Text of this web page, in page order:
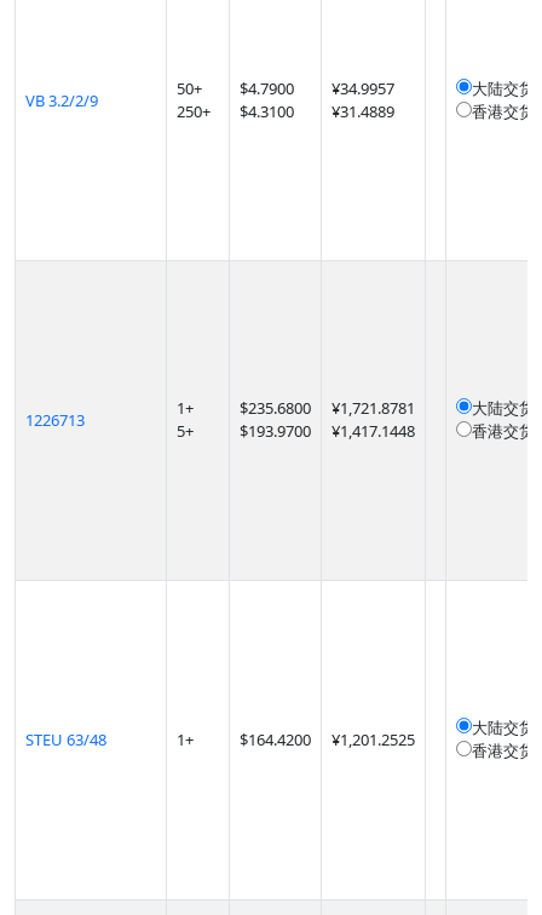
VB 3.2/2/9
50+
250+
$4.7900
$4.3100
¥34.9957
¥31.4889
大陆交货
香港交货
1226713
1+
5+
$235.6800
$193.9700
¥1,721.8781
¥1,417.1448
大陆交货
香港交货
STEU 63/48 1+ $164.4200 ¥1,201.2525
大陆交货
香港交货